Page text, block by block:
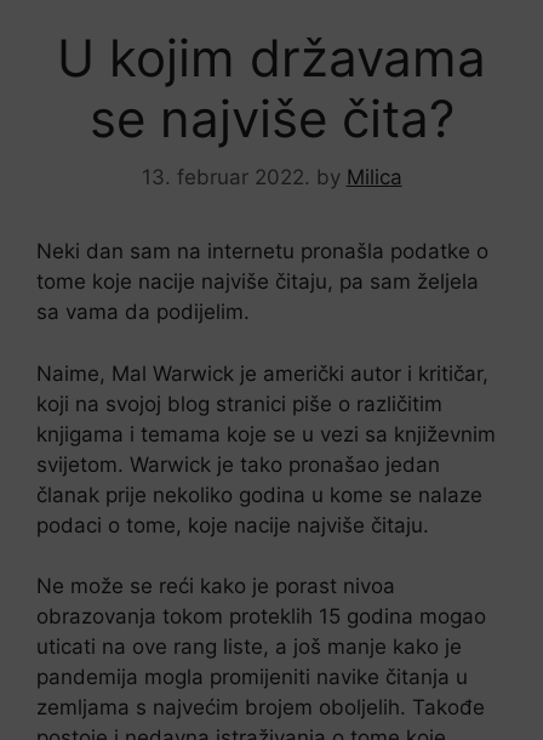
U kojim državama
se najviše čita?
13. februar 2022. by Milica
Neki dan sam na internetu pronašla podatke o
tome koje nacije najviše čitaju, pa sam željela
sa vama da podijelim.
Naime, Mal Warwick je američki autor i kritičar,
koji na svojoj blog stranici piše o različitim
knjigama i temama koje se u vezi sa književnim
svijetom. Warwick je tako pronašao jedan
članak prije nekoliko godina u kome se nalaze
podaci o tome, koje nacije najviše čitaju.
Ne može se reći kako je porast nivoa
obrazovanja tokom proteklih 15 godina mogao
uticati na ove rang liste, a još manje kako je
pandemija mogla promijeniti navike čitanja u
zemljama s najvećim brojem oboljelih. Takođe